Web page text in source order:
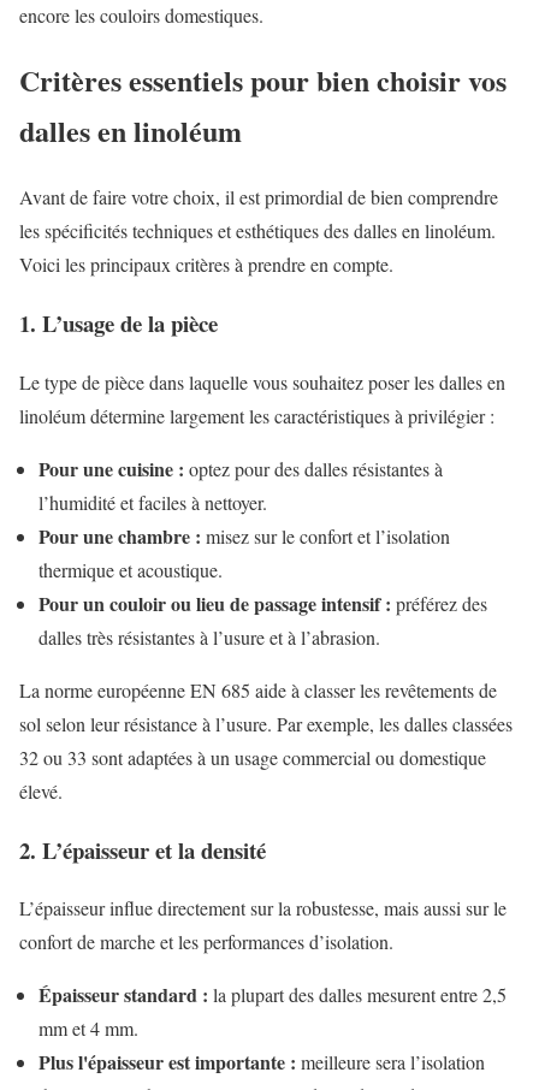
encore les couloirs domestiques.
Critères essentiels pour bien choisir vos
dalles en linoléum
Avant de faire votre choix, il est primordial de bien comprendre
les spécificités techniques et esthétiques des dalles en linoléum.
Voici les principaux critères à prendre en compte.
1. L’usage de la pièce
Le type de pièce dans laquelle vous souhaitez poser les dalles en
linoléum détermine largement les caractéristiques à privilégier :
Pour une cuisine : optez pour des dalles résistantes à
l’humidité et faciles à nettoyer.
Pour une chambre : misez sur le confort et l’isolation
thermique et acoustique.
Pour un couloir ou lieu de passage intensif : préférez des
dalles très résistantes à l’usure et à l’abrasion.
La norme européenne EN 685 aide à classer les revêtements de
sol selon leur résistance à l’usure. Par exemple, les dalles classées
32 ou 33 sont adaptées à un usage commercial ou domestique
élevé.
2. L’épaisseur et la densité
L’épaisseur influe directement sur la robustesse, mais aussi sur le
confort de marche et les performances d’isolation.
Épaisseur standard : la plupart des dalles mesurent entre 2,5
mm et 4 mm.
Plus l'épaisseur est importante : meilleure sera l’isolation